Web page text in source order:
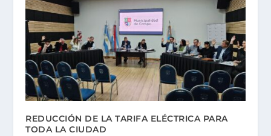
REDUCCIÓN DE LA TARIFA ELÉCTRICA PARA
TODA LA CIUDAD